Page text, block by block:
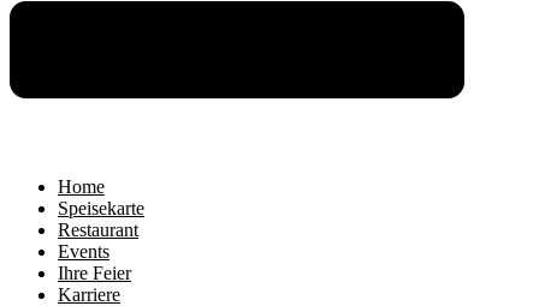
Home
Speisekarte
Restaurant
Events
Ihre Feier
Karriere